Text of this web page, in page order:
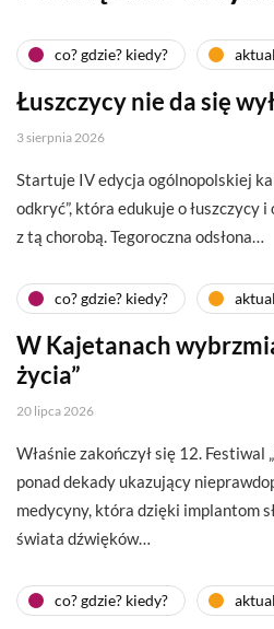
co? gdzie? kiedy?
Łuszczycy nie da się
3 sierpnia 2026
Startuje IV edycja ogólnopolskiej
odkryć”, która edukuje o łuszczycy
z tą chorobą. Tegoroczna odsłona…
co? gdzie? kiedy?
W Kajetanach
życia”
20 lipca 2026
Właśnie zakończył się 12. Festiwal
ponad dekady ukazujący
medycyny, która dzięki implantom
świata dźwięków…
co? gdzie? kiedy?